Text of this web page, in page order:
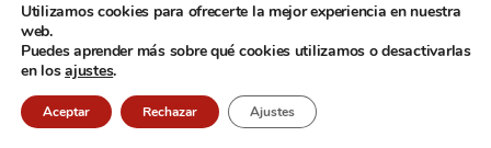
El campus se ha acabado, pero hemos vivido
grandes momentos, como el de la ruta en
bicicletas, la batalla de las bolas y el juego de las
Utilizamos cookies para ofrecerte la mejor experiencia en nuestra
web.
Puedes aprender más sobre qué cookies utilizamos o desactivarlas
en losajustes.
Aceptar Rechazar Ajustes